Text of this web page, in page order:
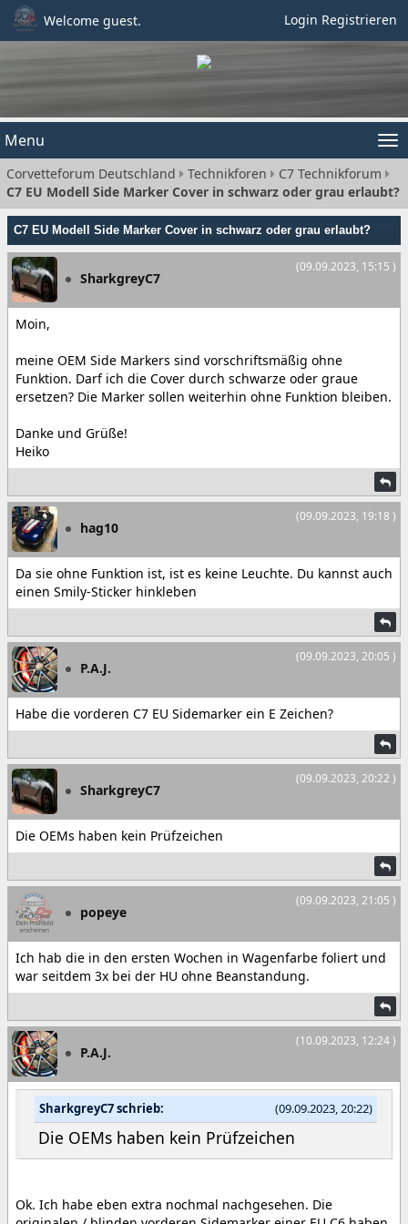
Welcome guest. Login Registrieren
Menu
Corvetteforum Deutschland Technikforen
C7 Technikforum
C7 EU Modell Side Marker Cover in schwarz oder grau erlaubt?
C7 EU Modell Side Marker Cover in schwarz oder grau erlaubt?
(09.09.2023, 15:15 )
SharkgreyC7
Moin,
meine OEM Side Markers sind vorschriftsmäßig ohne
Funktion. Darf ich die Cover durch schwarze oder graue
ersetzen? Die Marker sollen weiterhin ohne Funktion bleiben.
Danke und Grüße!
Heiko
(09.09.2023, 19:18 )
hag10
Da sie ohne Funktion ist, ist es keine Leuchte. Du kannst auch
einen Smily-Sticker hinkleben
(09.09.2023, 20:05 )
P.A.J.
Habe die vorderen C7 EU Sidemarker ein E Zeichen?
(09.09.2023, 20:22 )
SharkgreyC7
Die OEMs haben kein Prüfzeichen
(09.09.2023, 21:05 )
popeye
Ich hab die in den ersten Wochen in Wagenfarbe foliert und
war seitdem 3x bei der HU ohne Beanstandung.
(10.09.2023, 12:24 )
P.A.J.
(09.09.2023, 20:22)
SharkgreyC7 schrieb:
Die OEMs haben kein Prüfzeichen
Ok. Ich habe eben extra nochmal nachgesehen. Die